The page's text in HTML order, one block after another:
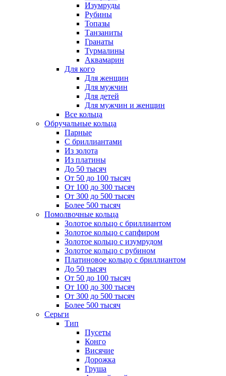
Изумруды
Рубины
Топазы
Танзаниты
Гранаты
Турмалины
Аквамарин
Для кого
Для женщин
Для мужчин
Для детей
Для мужчин и женщин
Все кольца
Обручальные кольца
Парные
С бриллиантами
Из золота
Из платины
До 50 тысяч
От 50 до 100 тысяч
От 100 до 300 тысяч
От 300 до 500 тысяч
Более 500 тысяч
Помолвочные кольца
Золотое кольцо с бриллиантом
Золотое кольцо с сапфиром
Золотое кольцо с изумрудом
Золотое кольцо с рубином
Платиновое кольцо с бриллиантом
До 50 тысяч
От 50 до 100 тысяч
От 100 до 300 тысяч
От 300 до 500 тысяч
Более 500 тысяч
Серьги
Тип
Пусеты
Конго
Висячие
Дорожка
Груша